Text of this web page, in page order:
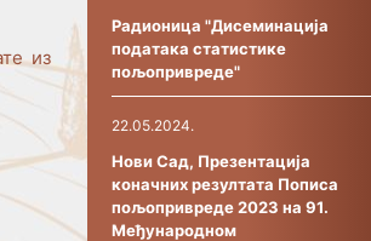
из
Радионица "Дисеминација
података статистике
пољопривреде"
22.05.2024.
Нови Сад, Презентација
коначних резултата Пописа
пољопривреде 2023 на 91.
Међународном